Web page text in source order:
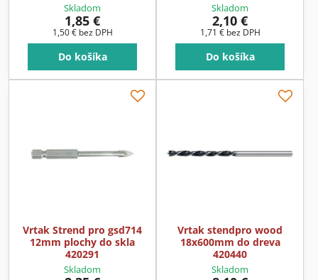
Skladom
1,85 €
1,50 € bez DPH
Do košíka
Skladom
2,10 €
1,71 € bez DPH
Do košíka
Vrtak Strend pro gsd714
12mm plochy do skla
420291
Skladom
Vrtak stendpro wood
18x600mm do dreva
420440
Skladom